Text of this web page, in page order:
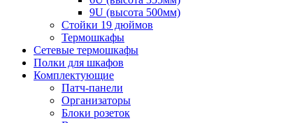
9U (высота 500мм)
Стойки 19 дюймов
Термошкафы
Сетевые термошкафы
Полки для шкафов
Комплектующие
Патч-панели
Организаторы
Блоки розеток